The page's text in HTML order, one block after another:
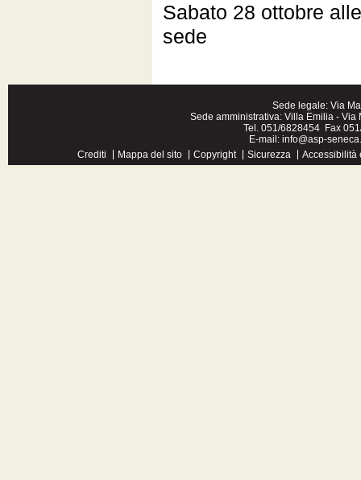
Sabato 28 ottobre
sede
Sede legale: Via
Sede amministrativa: Villa Emilia - Via
Tel. 051/6828454 Fax
E-mail: info@asp-
Crediti
Mappa del sito Copyright Sicurezza Accessibilità